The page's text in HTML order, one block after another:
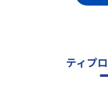
ティプロ